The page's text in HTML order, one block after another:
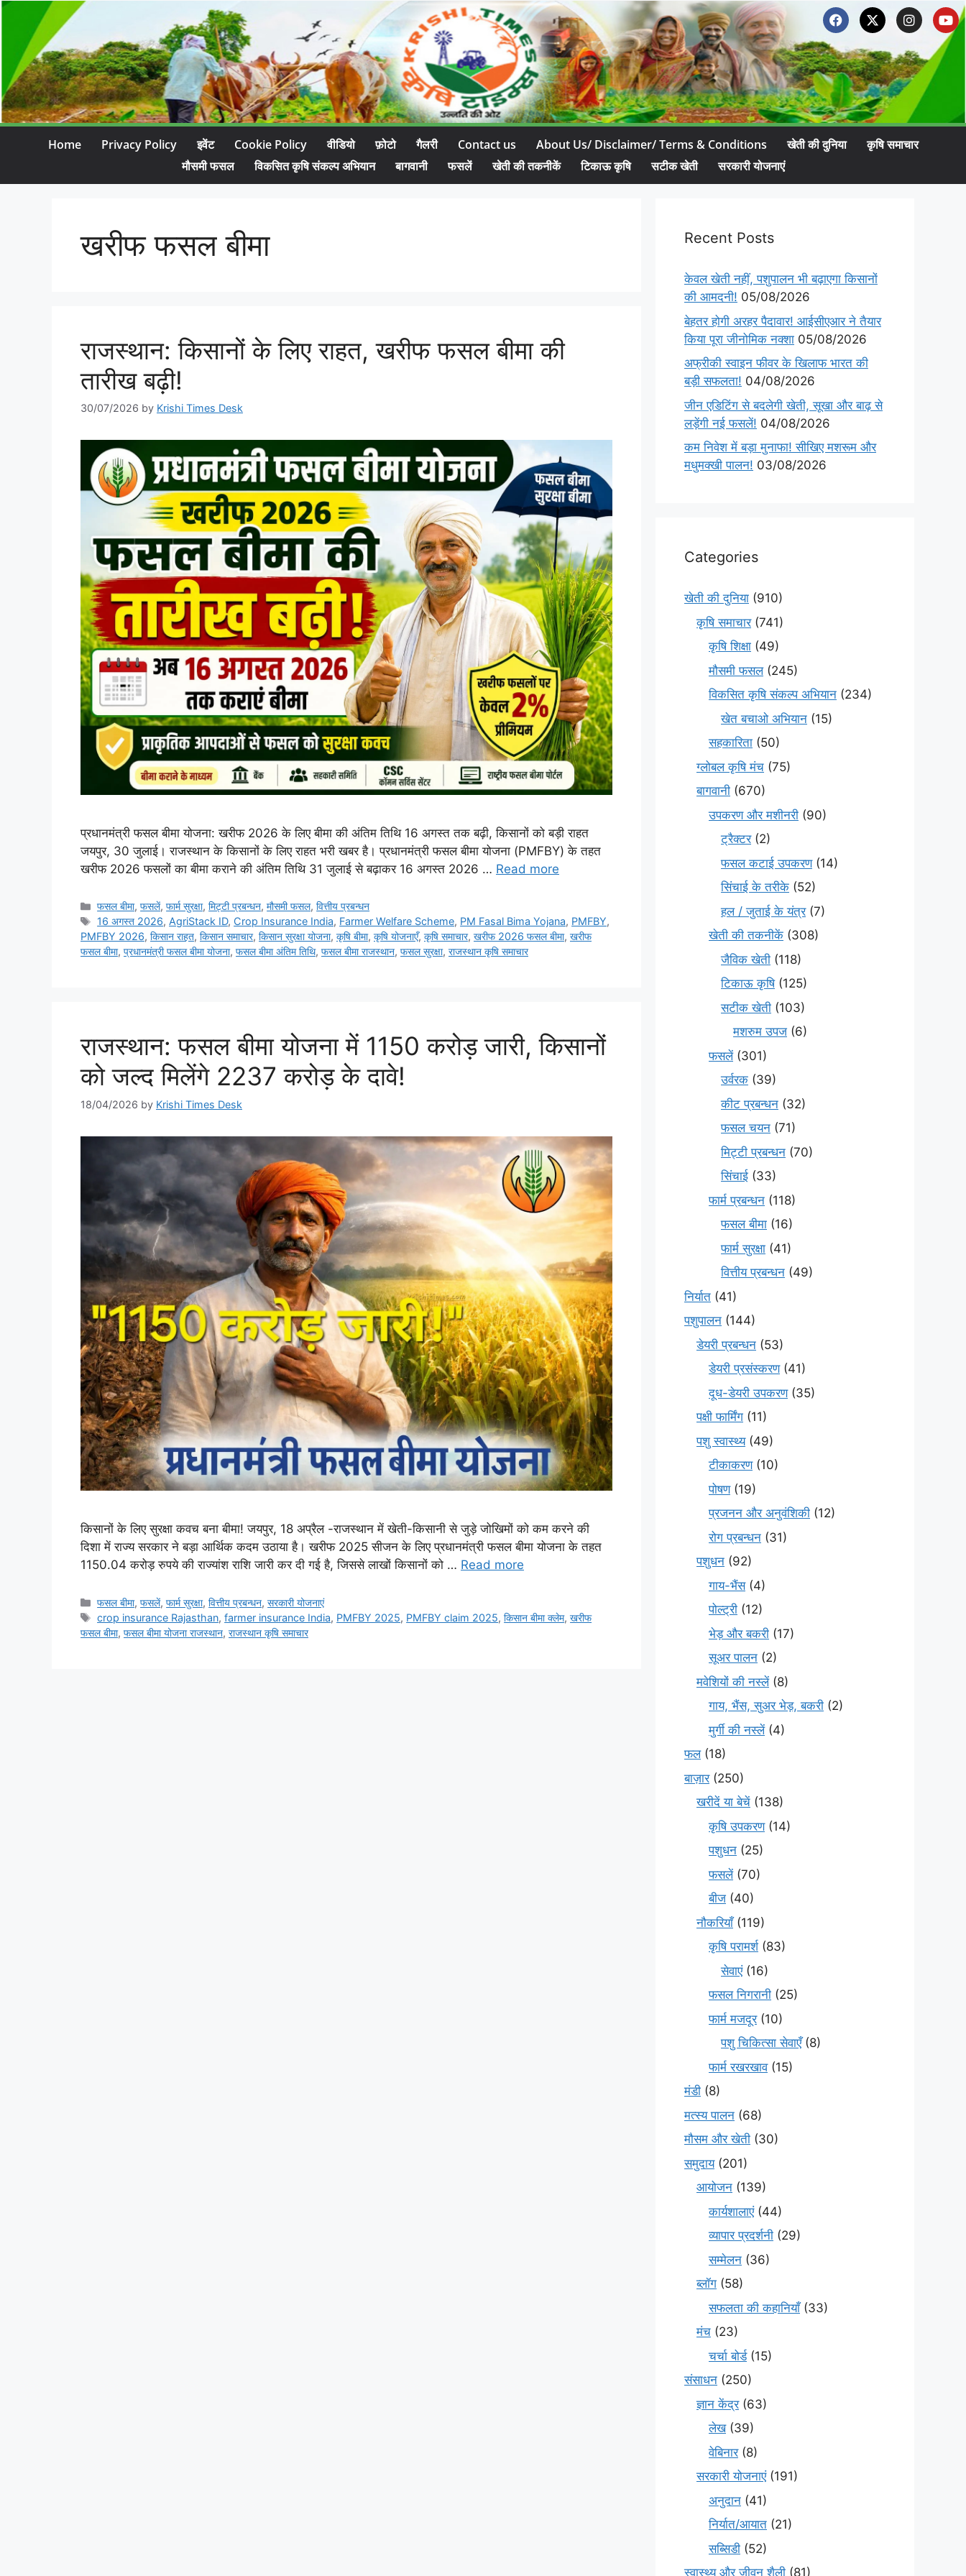
Home Privacy Policy इवेंट Cookie Policy वीडियो फ़ोटो गैलरी Contact us About Us/ Disclaimer/ Terms & Conditions खेती की दुनिया
कृषि समाचार
मौसमी फसल
विकसित कृषि संकल्प अभियान बागवानी फसलें खेती की तकनीकें टिकाऊ कृषि सटीक खेती सरकारी योजनाएं
खरीफ फसल बीमा
राजस्थान: किसानों के लिए राहत, खरीफ फसल बीमा की
तारीख बढ़ी!
30/07/2026 by Krishi Times Desk
प्रधानमंत्री फसल बीमा योजना: खरीफ 2026 के लिए बीमा की अंतिम तिथि 16 अगस्त तक बढ़ी, किसानों को बड़ी राहत
जयपुर, 30 जुलाई। राजस्थान के किसानों के लिए राहत भरी खबर है। प्रधानमंत्री फसल बीमा योजना (PMFBY) के तहत
खरीफ 2026 फसलों का बीमा कराने की अंतिम तिथि 31 जुलाई से बढ़ाकर 16 अगस्त 2026 … Read more
फसल बीमा,फसलें,फार्म सुरक्षा,मि‌ट्टी प्रबन्धन,मौसमी फसल,वित्तीय प्रबन्धन
16 अगस्त 2026,AgriStack ID, Crop Insurance India, Farmer Welfare Scheme, PM Fasal Bima Yojana, PMFBY,
PMFBY 2026, किसान राहत, किसान समाचार, किसान सुरक्षा योजना, कृषि बीमा, कृषि योजनाएँ, कृषि समाचार, खरीफ 2026 फसल बीमा, खरीफ
फसल बीमा, प्रधानमंत्री फसल बीमा योजना, फसल बीमा अंतिम तिथि, फसल बीमा राजस्थान, फसल सुरक्षा, राजस्थान कृषि समाचार
राजस्थान: फसल बीमा योजना में 1150 करोड़ जारी, किसानों
को जल्द मिलेंगे 2237 करोड़ के दावे!
18/04/2026 by Krishi Times Desk
किसानों के लिए सुरक्षा कवच बना बीमा! जयपुर, 18 अप्रैल -राजस्थान में खेती-किसानी से जुड़े जोखिमों को कम करने की
दिशा में राज्य सरकार ने बड़ा आर्थिक कदम उठाया है। खरीफ 2025 सीजन के लिए प्रधानमंत्री फसल बीमा योजना के तहत
1150.04 करोड़ रुपये की राज्यांश राशि जारी कर दी गई है, जिससे लाखों किसानों को … Read more
फसल बीमा,फसलें,फार्म सुरक्षा,वित्तीय प्रबन्धन,सरकारी योजनाएं
crop insurance Rajasthan,farmer insurance India, PMFBY 2025, PMFBY claim 2025,किसान बीमा क्लेम,खरीफ
फसल बीमा, फसल बीमा योजना राजस्थान, राजस्थान कृषि समाचार
Recent Posts
केवल खेती नहीं, पशुपालन भी बढ़ाएगा किसानों
की आमदनी! 05/08/2026
बेहतर होगी अरहर पैदावार! आईसीएआर ने तैयार
किया पूरा जीनोमिक नक्शा 05/08/2026
अफ्रीकी स्वाइन फीवर के खिलाफ भारत की
बड़ी सफलता! 04/08/2026
जीन एडिटिंग से बदलेगी खेती, सूखा और बाढ़ से
लड़ेंगी नई फसलें! 04/08/2026
कम निवेश में बड़ा मुनाफा! सीखिए मशरूम और
मधुमक्खी पालन! 03/08/2026
Categories
खेती की दुनिया (910)
कृषि समाचार(741)
कृषि शिक्षा (49)
मौसमी फसल(245)
विकसित कृषि संकल्प अभियान (234)
खेत बचाओ अभियान (15)
सहकारिता (50)
ग्लोबल कृषि मंच (75)
बागवानी (670)
उपकरण और मशीनरी (90)
ट्रैक्टर(2)
फसल कटाई उपकरण(14)
सिंचाई के तरीके (52)
हल / जुताई के यंत्र(7)
खेती की तकनीकें (308)
जैविक खेती (118)
टिकाऊ कृषि(125)
सटीक खेती (103)
मशरुम उपज (6)
फसलें(301)
उर्वरक (39)
कीट प्रबन्धन (32)
फसल चयन (71)
मि‌ट्टी प्रबन्धन (70)
सिंचाई (33)
फार्म प्रबन्धन (118)
फसल बीमा (16)
फार्म सुरक्षा (41)
वित्तीय प्रबन्धन (49)
निर्यात (41)
पशुपालन (144)
डेयरी प्रबन्धन (53)
डेयरी प्रसंस्करण(41)
दूध-डेयरी उपकरण(35)
पक्षी फार्मिंग (11)
पशु स्वास्थ्य(49)
टीकाकरण(10)
पोषण(19)
प्रजनन और अनुवंशिकी (12)
रोग प्रबन्धन (31)
पशुधन (92)
गाय-भैंस(4)
पोल्ट्री (12)
भेड़ और बकरी (17)
सूअर पालन (2)
मवेशियों की नस्लें(8)
गाय, भैंस, सुअर भेड़, बकरी (2)
मुर्गी की नस्लें(4)
फल(18)
बाज़ार(250)
खरीदें या बेचें (138)
कृषि उपकरण(14)
पशुधन (25)
फसलें(70)
बीज (40)
नौकरियाँ(119)
कृषि परामर्श(83)
सेवाएं(16)
फसल निगरानी (25)
फार्म मजदूर(10)
पशु चिकित्सा सेवाएँ(8)
फार्म रखरखाव(15)
मंडी (8)
मत्स्य पालन (68)
मौसम और खेती (30)
समुदाय(201)
आयोजन (139)
कार्यशालाएं(44)
व्यापार प्रदर्शनी (29)
सम्मेलन (36)
ब्लॉग (58)
सफलता की कहानियाँ(33)
मंच (23)
चर्चा बोर्ड(15)
संसाधन (250)
ज्ञान केंद्र(63)
लेख(39)
वेबिनार(8)
सरकारी योजनाएं(191)
अनुदान (41)
निर्यात/आयात (21)
सब्सिडी (52)
स्वास्थ्य और जीवन शैली (81)